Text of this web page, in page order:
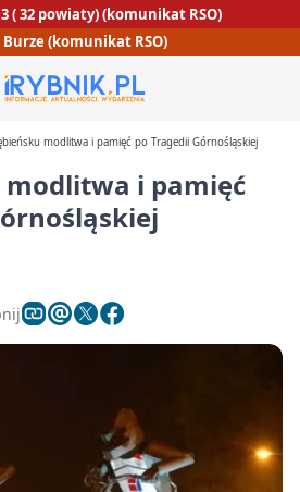
( 32 powiaty) (komunikat RSO)
Burze (komunikat RSO)
modlitwa i pamięć po Tragedii Górnośląskiej
modlitwa i pamięć